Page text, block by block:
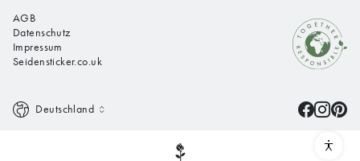
AGB
Datenschutz
Impressum
Seidensticker.co.uk
Deutschland